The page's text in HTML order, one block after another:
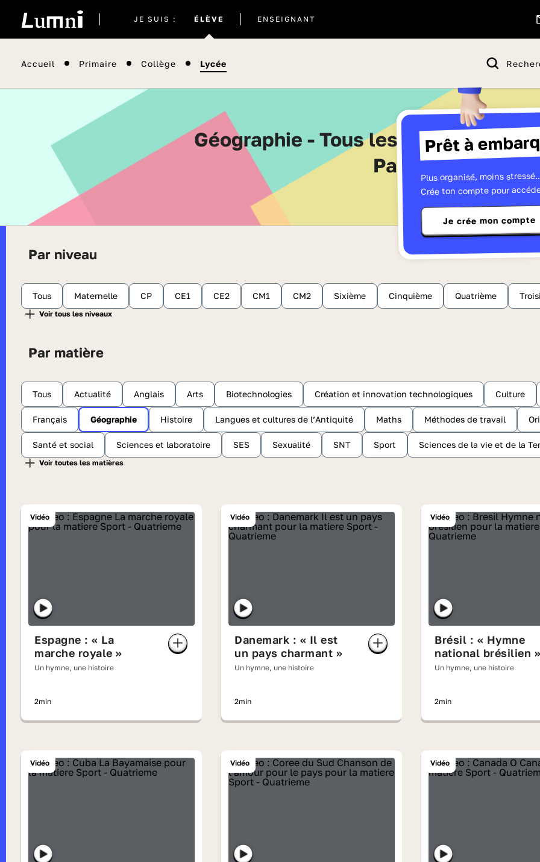
JE SUIS : ÉLÈVE
actuel
ENSEIGNANT
Accueil Primaire Collège Lycée
Prêt à
Plus organisé, moins
Crée ton compte pour
Je crée mon compte
Géographie - Tous les contenus de Seconde -
Page 3
Par niveau
Tous Maternelle CP CE1 CE2 CM1 CM2 Sixième Cinquième Quatrième
Par matière
Tous Actualité Anglais Arts Biotechnologies Création et innovation technologiques Culture
Français Géographie Histoire Langues et cultures de l’Antiquité Maths Méthodes de travail
Santé et social Sciences et laboratoire SES Sexualité SNT Sport Sciences de la vie et de la
Vidéo
Espagne : « La
marche royale »
Un hymne, une histoire
2min
Vidéo
Danemark : « Il est
un pays charmant »
Un hymne, une histoire
2min
Vidéo
Brésil : « Hymne
national brésilien »
Un hymne, une histoire
2min
Vidéo Vidéo Vidéo